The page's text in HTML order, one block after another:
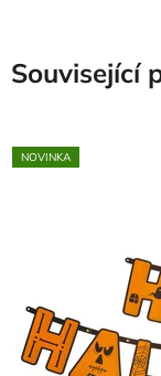
Související
NOVINKA